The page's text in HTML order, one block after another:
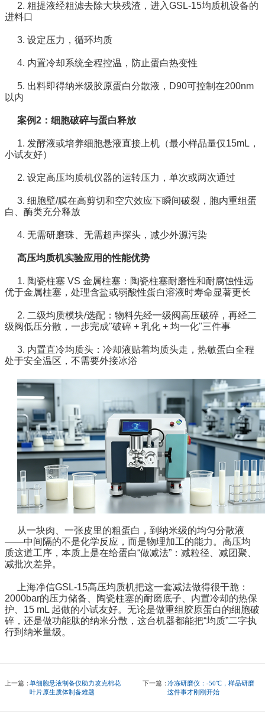
2. 粗提液经粗滤去除大块残渣，进入GSL-15均质机设备的
进料口
3. 设定压力，循环均质
4. 内置冷却系统全程控温，防止蛋白热变性
5. 出料即得纳米级胶原蛋白分散液，D90可控制在200nm
以内
案例2：细胞破碎与蛋白释放
1. 发酵液或培养细胞悬液直接上机（最小样品量仅15mL，
小试友好）
2. 设定高压均质机仪器的运转压力，单次或两次通过
3. 细胞壁/膜在高剪切和空穴效应下瞬间破裂，胞内重组蛋
白、酶类充分释放
4. 无需研磨珠、无需超声探头，减少外源污染
高压均质机实验应用的性能优势
1. 陶瓷柱塞 VS 金属柱塞：陶瓷柱塞耐磨性和耐腐蚀性远
优于金属柱塞 ，处理含盐或弱酸性蛋白溶液时寿命显著更长
2. 二级均质模块/选配：物料先经一级阀高压破碎，再经二
级阀低压分散，一步完成"破碎 + 乳化 + 均一化"三件事
3. 内置直冷均质头：冷却液贴着均质头走，热敏蛋白全程
处于安全温区，不需要外接冰浴
从一块肉、一张皮里的粗蛋白，到纳米级的均匀分散液
——中间隔的不是化学反应，而是物理加工的能力。高压均
质这道工序，本质上是在给蛋白“做减法”：减粒径、减团聚、
减批次差异。
上海净信GSL-15高压均质机把这一套减法做得很干脆：
2000bar的压力储备、陶瓷柱塞的耐磨底子、内置冷却的热保
护、15 mL 起做的小试友好。无论是做重组胶原蛋白的细胞破
碎，还是做功能肽的纳米分散，这台机器都能把“均质”二字执
行到纳米量级。
上一篇：单细胞悬液制备仪助力攻克棉花
叶片原生质体制备难题
下一篇：冷冻研磨仪：-50℃，样品研磨
这件事才刚刚开始